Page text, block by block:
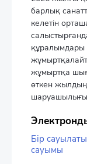
барлық
келетін
құралымдары
жұмыртқа
өткен жылдың
шаруашылығы
Бір
сауымы